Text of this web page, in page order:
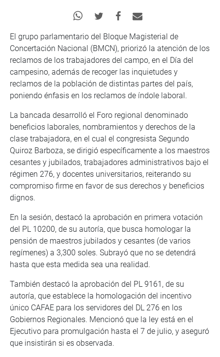
El grupo parlamentario del Bloque Magisterial de
Concertación Nacional (BMCN), priorizó la atención de los
reclamos de los trabajadores del campo, en el Día del
campesino, además de recoger las inquietudes y
reclamos de la población de distintas partes del país,
poniendo énfasis en los reclamos de índole laboral.
La bancada desarrolló el Foro regional denominado
beneficios laborales, nombramientos y derechos de la
clase trabajadora, en el cual el congresista Segundo
Quiroz Barboza, se dirigió específicamente a los maestros
cesantes y jubilados, trabajadores administrativos bajo el
régimen 276, y docentes universitarios, reiterando su
compromiso firme en favor de sus derechos y beneficios
dignos.
En la sesión, destacó la aprobación en primera votación
del PL 10200, de su autoría, que busca homologar la
pensión de maestros jubilados y cesantes (de varios
regímenes) a 3,300 soles. Subrayó que no se detendrá
hasta que esta medida sea una realidad.
También destacó la aprobación del PL 9161, de su
autoría, que establece la homologación del incentivo
único CAFAE para los servidores del DL 276 en los
Gobiernos Regionales. Mencionó que la ley está en el
Ejecutivo para promulgación hasta el 7 de julio, y aseguró
que insistirán si es observada.